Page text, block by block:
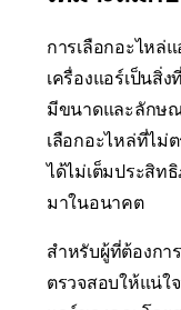
การเลือกอะไหล่
เครื่องแอร์เป็นสิ่
มีขนาดและลักษ
เลือกอะไหล่ที่ไม่
ได้ไม่เต็มประสิท
มาในอนาคต
สำหรับผู้ที่ต้องกา
ตรวจสอบให้แน่ใ